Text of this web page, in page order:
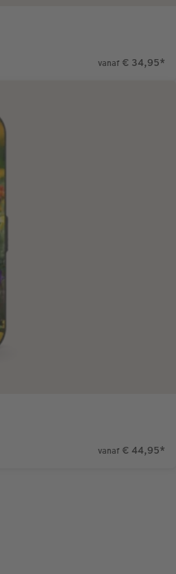
vanaf € 34,95*
vanaf € 44,95*